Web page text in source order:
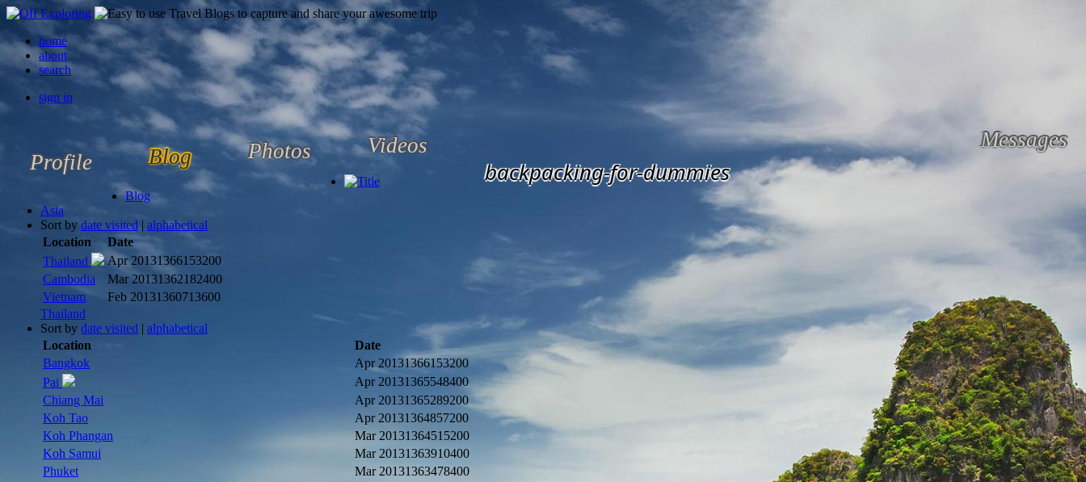
home
about
search
sign in
Profile Blog Photos Videos Messages
backpacking-for-dummies
Blog
Asia
Sort by date visited | alphabetical
Location
Date
Thailand
Apr 20131366153200
Cambodia
Mar 20131362182400
Vietnam
Feb 20131360713600
Thailand
Sort by date visited | alphabetical
Location
Date
Bangkok
Apr 20131366153200
Pai
Apr 20131365548400
Chiang Mai
Apr 20131365289200
Koh Tao
Apr 20131364857200
Koh Phangan
Mar 20131364515200
Koh Samui
Mar 20131363910400
Phuket
Mar 20131363478400